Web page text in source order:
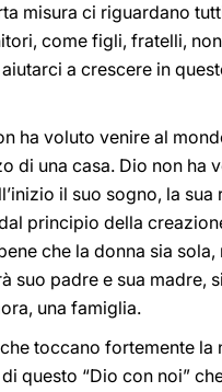
misura ci riguardano
come figli, fratelli,
a crescere in
ha voluto venire al
di una casa. Dio non ha
il suo sogno, la sua
principio della
che la donna sia sola,
suo padre e sua madre,
una famiglia.
toccano fortemente la
questo “Dio con noi”